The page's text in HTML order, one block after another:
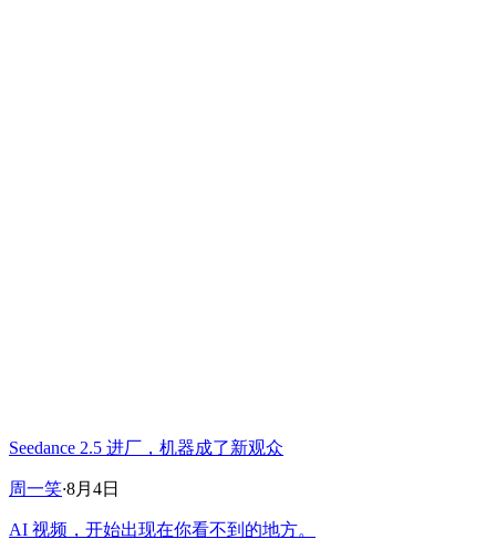
Seedance 2.5 进厂，机器成了新观众
周一笑·8月4日
AI 视频，开始出现在你看不到的地方。